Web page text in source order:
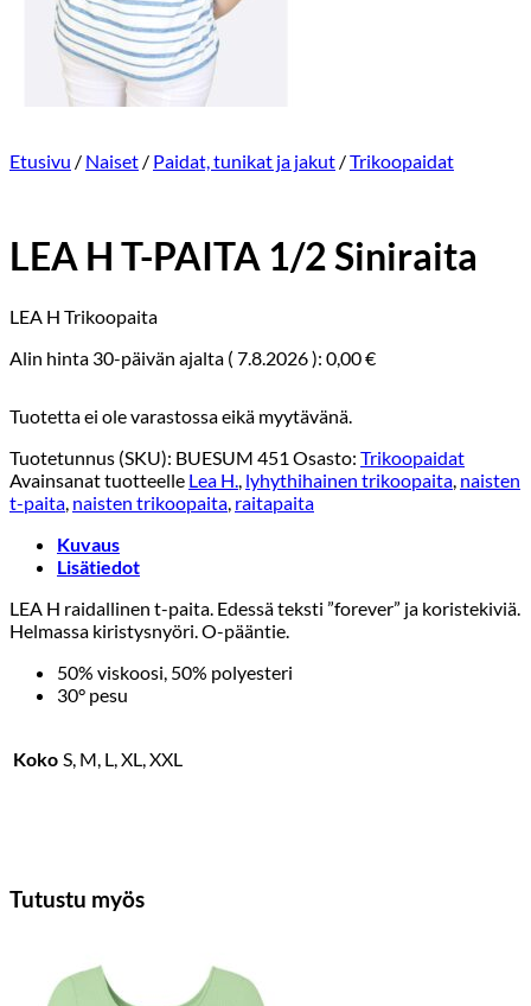
Etusivu / Naiset / Paidat, tunikat ja jakut /Trikoopaidat
LEA H T-PAITA 1/2 Siniraita
LEA H Trikoopaita
Alin hinta 30-päivän ajalta ( 7.8.2026): 0,00€
Tuotetta ei ole varastossa eikä myytävänä.
Tuotetunnus (SKU): BUESUM 451 Osasto: Trikoopaidat
Avainsanat tuotteelle Lea H., lyhythihainen trikoopaita, naisten
t-paita, naisten trikoopaita, raitapaita
Kuvaus
Lisätiedot
LEA H raidallinen t-paita. Edessä teksti ”forever” ja koristekiviä.
Helmassa kiristysnyöri. O-pääntie.
50% viskoosi, 50% polyesteri
30° pesu
Koko S, M, L, XL, XXL
Tutustu myös